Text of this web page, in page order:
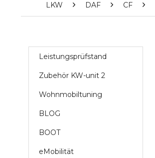
LKW DAF CF
Leistungsprüfstand
Zubehör KW-unit 2
Wohnmobiltuning
BLOG
BOOT
eMobilität